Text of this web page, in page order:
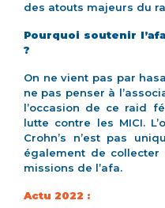
des atouts majeurs du
Pourquoi soutenir
?
On ne vient pas par
ne pas penser à
l’occasion de ce raid
lutte contre les MICI.
Crohn’s n’est pas
également de
missions de l’afa.
Actu 2022 :